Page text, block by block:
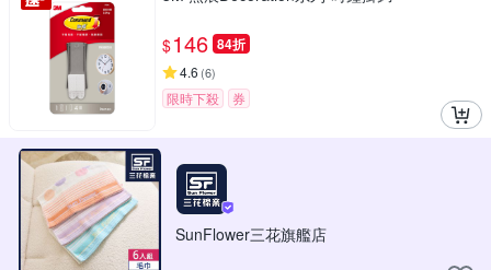
$146 84折
4.6 (6)
限時下殺 券
SunFlower三花旗艦店